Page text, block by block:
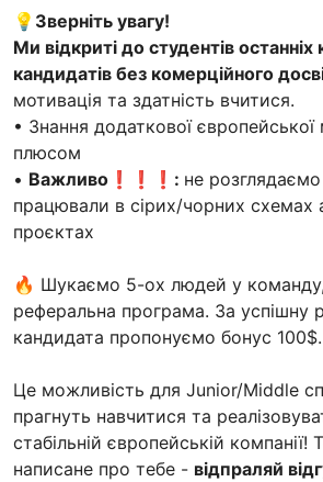
💡Зверніть увагу!
Ми відкриті до студентів останніх
кандидатів без комерційного
мотивація та здатність вчитися.
• Знання додаткової
плюсом
• Важливо❗❗❗: не розглядаємо
працювали в сірих/чорних схемах
проєктах
🔥 Шукаємо 5-ох людей у
реферальна програма. За успішну
кандидата пропонуємо бонус 100$.
Це можливість для Junior/Middle
прагнуть навчитися та
стабільній європейській
написане про тебе - відпраляй